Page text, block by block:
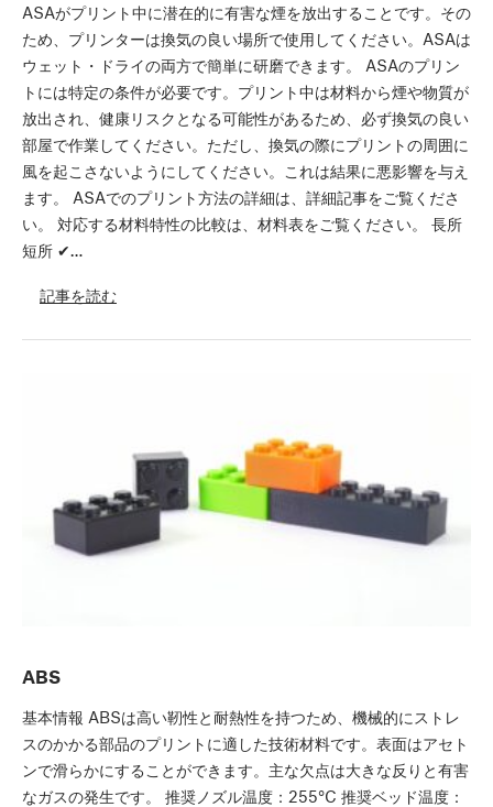
ASAがプリント中に潜在的に有害な煙を放出することです。その
ため、プリンターは換気の良い場所で使用してください。ASAは
ウェット・ドライの両方で簡単に研磨できます。 ASAのプリン
トには特定の条件が必要です。プリント中は材料から煙や物質が
放出され、健康リスクとなる可能性があるため、必ず換気の良い
部屋で作業してください。ただし、換気の際にプリントの周囲に
風を起こさないようにしてください。これは結果に悪影響を与え
ます。 ASAでのプリント方法の詳細は、詳細記事をご覧くださ
い。 対応する材料特性の比較は、材料表をご覧ください。 長所
短所 ✔…
記事を読む
ABS
基本情報 ABSは高い靭性と耐熱性を持つため、機械的にストレ
スのかかる部品のプリントに適した技術材料です。表面はアセト
ンで滑らかにすることができます。主な欠点は大きな反りと有害
なガスの発生です。 推奨ノズル温度：255°C 推奨ベッド温度：